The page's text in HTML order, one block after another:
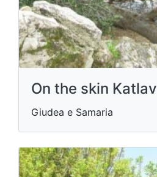
On the skin Katlav
Giudea e Samaria